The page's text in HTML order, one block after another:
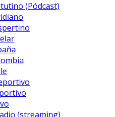
(Pódcast)
(streaming)